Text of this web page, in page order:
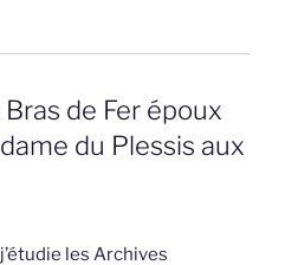
de Fer époux
du Plessis aux
les Archives